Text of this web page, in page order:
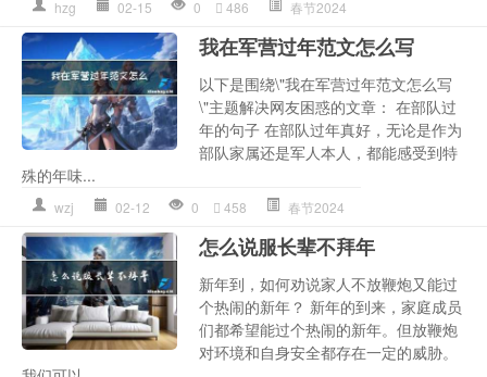
hzg 02-15 0 486 春节2024
我在军营过年范文怎么写
以下是围绕\"我在军营过年范文怎么写
\"主题解决网友困惑的文章： 在部队过
年的句子 在部队过年真好，无论是作为
部队家属还是军人本人，都能感受到特
殊的年味...
wzj 02-12 0 458 春节2024
怎么说服长辈不拜年
新年到，如何劝说家人不放鞭炮又能过
个热闹的新年？ 新年的到来，家庭成员
们都希望能过个热闹的新年。但放鞭炮
对环境和自身安全都存在一定的威胁。